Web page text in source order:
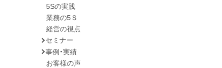
5Sの実践
業務の5Ｓ
経営の視点
セミナー
事例・実績
お客様の声